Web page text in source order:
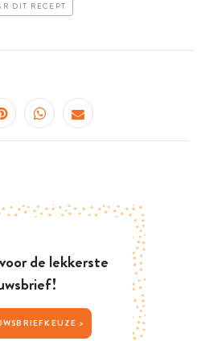
DIT RECEPT
de lekkerste
JOUW NIEUWSBRIEFKEUZE >